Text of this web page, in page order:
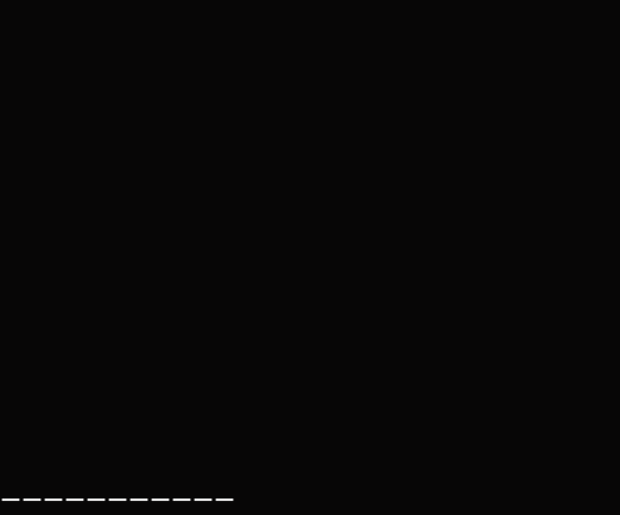
ーーーーーーーーーーー